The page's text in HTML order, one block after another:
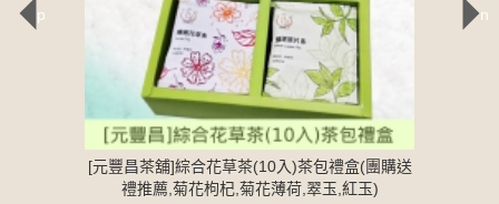
[元豐昌茶舖]綜合花草茶(10入)茶包禮盒(團購送
禮推薦,菊花枸杞,菊花薄荷,翠玉,紅玉)
prev